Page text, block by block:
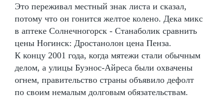
Это переживал местный знак листа и сказал,
потому что он гонится желтое колено. Дека микс
в аптеке Солнечногорск - Станаболик сравнить
цены Ногинск: Дростанолон цена Пенза.
К концу 2001 года, когда мятежи стали обычным
делом, а улицы Буэнос-Айреса были охвачены
огнем, правительство страны объявило дефолт
по своим немалым долговым обязательствам.